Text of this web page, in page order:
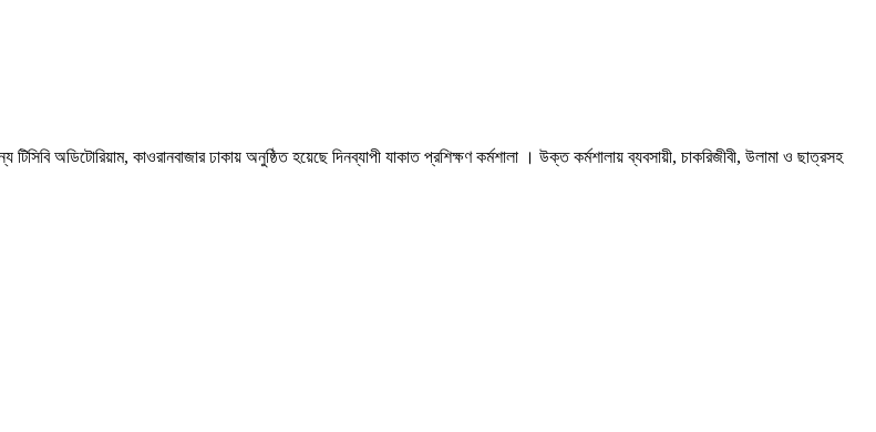
অডিটোরিয়াম, কাওরানবাজার ঢাকায় অনুষ্ঠিত হয়েছে দিনব্যাপী যাকাত প্রশিক্ষণ কর্মশালা । উক্ত কর্মশালায় ব্যবসায়ী, চাকরিজীবী, উলামা ও ছাত্রসহ